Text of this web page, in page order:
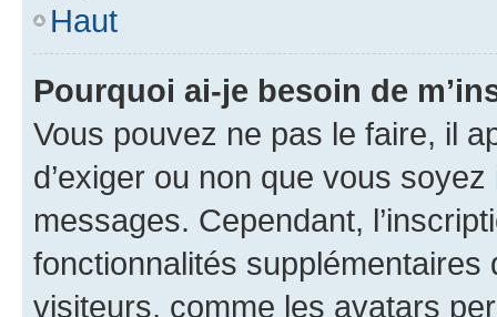
Haut
Pourquoi ai-je besoin de
Vous pouvez ne pas le faire, il
d’exiger ou non que vous
messages. Cependant,
fonctionnalités
visiteurs, comme les avatars